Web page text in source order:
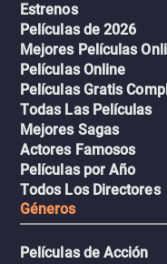
Estrenos
Películas de 2026
Mejores Películas
Películas Online
Películas Gratis
Todas Las Películas
Mejores Sagas
Actores Famosos
Películas por Año
Todos Los Directores
Géneros
Películas de Acción